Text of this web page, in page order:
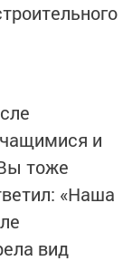
и
тоже
«Наша
вид